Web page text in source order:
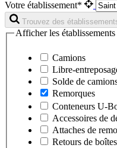
Votre établissement*
Trouvez des
Afficher les
Camions
Libre-
Solde de
Remorques
Conteneurs U-
Accessoires de
Attaches de
Retours de boîtes